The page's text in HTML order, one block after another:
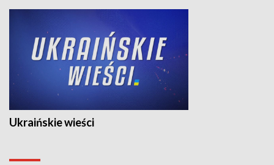
Ukraińskie wieści